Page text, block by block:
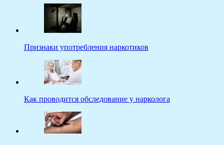
Признаки употребления наркотиков
Как проводится обследование у нарколога